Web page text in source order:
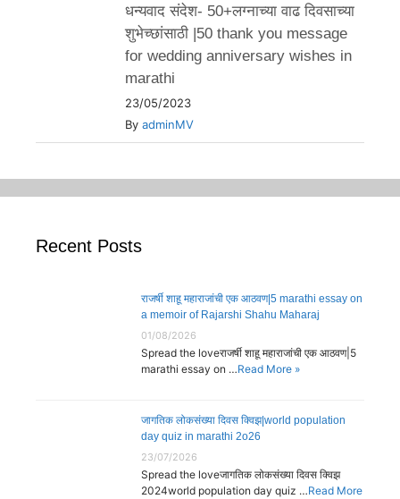
धन्यवाद संदेश- 50+लग्नाच्या वाढ दिवसाच्या
शुभेच्छांसाठी |50 thank you message
for wedding anniversary wishes in
marathi
23/05/2023
By adminMV
Recent Posts
राजर्षी शाहू महाराजांची एक आठवण|5 marathi essay on
a memoir of Rajarshi Shahu Maharaj
01/08/2026
Spread the loveराजर्षी शाहू महाराजांची एक आठवण|5
marathi essay on …Read More »
जागतिक लोकसंख्या दिवस क्विझ|world population
day quiz in marathi 2o26
23/07/2026
Spread the loveजागतिक लोकसंख्या दिवस क्विझ
2024world population day quiz …Read More